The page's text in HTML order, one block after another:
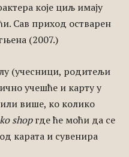
које циљ имају
Сав приход остварен
(2007.)
(учесници, родитељи
учешће и карту у
више, ко колико
shopгде ће моћи да се
карата и сувенира